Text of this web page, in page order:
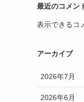
最近のコメン
表示できるコ
アーカイブ
2026年7月
2026年6月